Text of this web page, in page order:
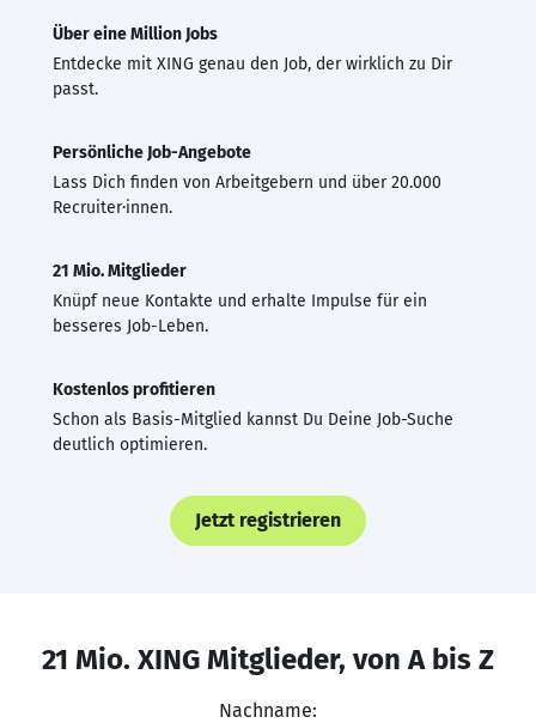
Über eine Million Jobs
Entdecke mit XING genau den Job, der wirklich zu Dir
passt.
Persönliche Job-Angebote
Lass Dich finden von Arbeitgebern und über 20.000
Recruiter·innen.
21 Mio. Mitglieder
Knüpf neue Kontakte und erhalte Impulse für ein
besseres Job-Leben.
Kostenlos profitieren
Schon als Basis-Mitglied kannst Du Deine Job-Suche
deutlich optimieren.
Jetzt registrieren
21 Mio. XING Mitglieder, von A bis Z
Nachname: